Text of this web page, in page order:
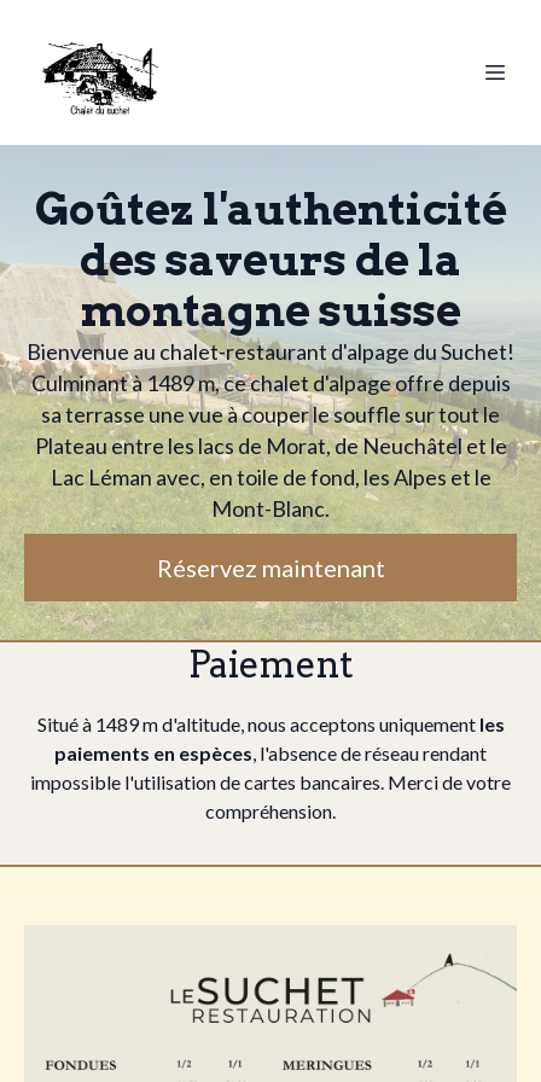
Goûtez l'authenticité
des saveurs de la
montagne suisse
Bienvenue au chalet-restaurant d'alpage du Suchet!
Culminant à 1489 m, ce chalet d'alpage offre depuis
sa terrasse une vue à couper le souffle sur tout le
Plateau entre les lacs de Morat, de Neuchâtel et le
Lac Léman avec, en toile de fond, les Alpes et le
Mont-Blanc.
Réservez maintenant
Paiement
Situé à 1489 m d'altitude, nous acceptons uniquement les
paiements en espèces, l'absence de réseau rendant
impossible l'utilisation de cartes bancaires. Merci de votre
compréhension.